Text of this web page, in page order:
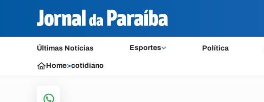
Últimas Notícias Esportes Política
Home>cotidiano